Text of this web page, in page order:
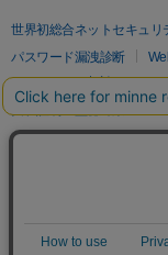
世界初総合ネットセキュリ
パスワード漏洩診断
セキュリティ相談AIチャッ
実在証明・盗聴対策
サイバー攻撃対策（GMO